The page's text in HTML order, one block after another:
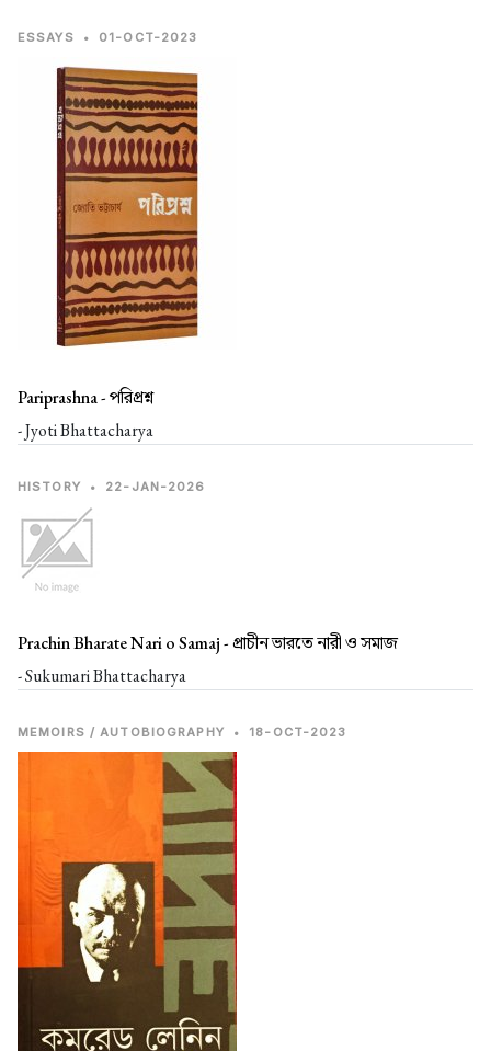
ESSAYS • 01-OCT-2023
Pariprashna -পরিপ্রশ্ন
- Jyoti Bhattacharya
HISTORY • 22-JAN-2026
Prachin Bharate Nari o Samaj -প্রাচীন ভারতে নারী ও সমাজ
- Sukumari Bhattacharya
MEMOIRS / AUTOBIOGRAPHY • 18-OCT-2023